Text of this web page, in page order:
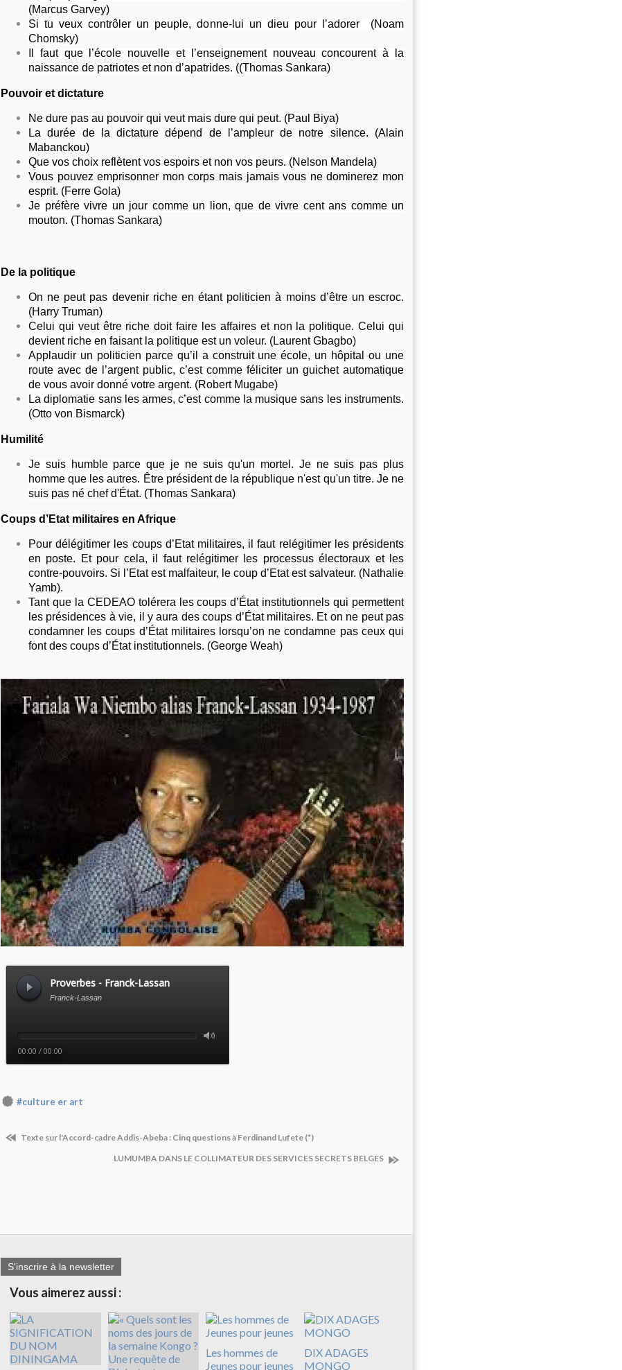
(Marcus Garvey)
Si tu veux contrôler un peuple, donne-lui un dieu pour l’adorer (Noam
Chomsky)
Il faut que l’école nouvelle et l’enseignement nouveau concourent à la
naissance de patriotes et non d’apatrides. ((Thomas Sankara)
Pouvoir et dictature
Ne dure pas au pouvoir qui veut mais dure qui peut. (Paul Biya)
La durée de la dictature dépend de l’ampleur de notre silence. (Alain
Mabanckou)
Que vos choix reflètent vos espoirs et non vos peurs. (Nelson Mandela)
Vous pouvez emprisonner mon corps mais jamais vous ne dominerez mon
esprit. (Ferre Gola)
Je préfère vivre un jour comme un lion, que de vivre cent ans comme un
mouton. (Thomas Sankara)
De la politique
On ne peut pas devenir riche en étant politicien à moins d’être un escroc.
(Harry Truman)
Celui qui veut être riche doit faire les affaires et non la politique. Celui qui
devient riche en faisant la politique est un voleur. (Laurent Gbagbo)
Applaudir un politicien parce qu’il a construit une école, un hôpital ou une
route avec de l’argent public, c’est comme féliciter un guichet automatique
de vous avoir donné votre argent. (Robert Mugabe)
La diplomatie sans les armes, c’est comme la musique sans les instruments.
(Otto von Bismarck)
Humilité
Je suis humble parce que je ne suis qu'un mortel. Je ne suis pas plus
homme que les autres. Être président de la république n'est qu'un titre. Je ne
suis pas né chef d'État. (Thomas Sankara)
Coups d’Etat militaires en Afrique
Pour délégitimer les coups d’Etat militaires, il faut relégitimer les présidents
en poste. Et pour cela, il faut relégitimer les processus électoraux et les
contre-pouvoirs. Si l’Etat est malfaiteur, le coup d’Etat est salvateur. (Nathalie
Yamb).
Tant que la CEDEAO tolérera les coups d’État institutionnels qui permettent
les présidences à vie, il y aura des coups d’État militaires. Et on ne peut pas
condamner les coups d’État militaires lorsqu’on ne condamne pas ceux qui
font des coups d’État institutionnels. (George Weah)
#culture er art
Texte sur l'Accord-cadre Addis-Abeba : Cinq questions à Ferdinand Lufete (*)
LUMUMBA DANS LE COLLIMATEUR DES SERVICES SECRETS BELGES
S'inscrire à la newsletter
Vous aimerez aussi :
Les hommes de
Jeunes pour jeunes
DIX ADAGES
MONGO